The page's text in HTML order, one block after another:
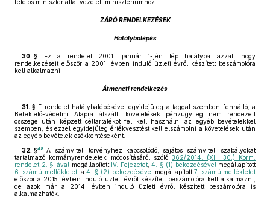
felelős miniszter által vezetett minisztériumhoz.
ZÁRÓ RENDELKEZÉSEK
Hatálybalépés
30. § Ez a rendelet 2001. január 1-jén lép hatályba azzal, hogy
rendelkezéseit először a 2001. évben induló üzleti évről készített beszámolóra
kell alkalmazni.
Átmeneti rendelkezés
31. § E rendelet hatálybalépésével egyidejűleg a taggal szemben fennálló, a
Befektető-védelmi Alapra átszállt követelések pénzügyileg nem rendezett
összege után képzett céltartalékot fel kell használni az egyéb bevételekkel
szemben, és ezzel egyidejűleg értékvesztést kell elszámolni a követelések után
az egyéb bevételek csökkentéseként.
32. §48 A számviteli törvényhez kapcsolódó, sajátos számviteli szabályokat
tartalmazó kormányrendeletek módosításáról szóló362/2014. (XII. 30.) Korm.
rendelet 2. §-ával megállapított IV. Fejezetet, 4. § (1) bekezdésével megállapított
6. számú mellékletet, a4. § (2) bekezdésével megállapított7. számú mellékletet
először a 2015. évben induló üzleti évről készített beszámolóra kell alkalmazni,
de azok már a 2014. évben induló üzleti évről készített beszámolóra is
alkalmazhatók.